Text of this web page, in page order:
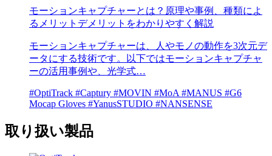
モーションキャプチャーとは？原理や事例、種類によ
るメリットデメリットをわかりやすく解説
モーションキャプチャーは、人やモノの動作を3次元デ
ータにする技術です。以下ではモーションキャプチャ
ーの活用事例や、光学式…
#OptiTrack #Captury #MOVIN #MoA #MANUS #G6
Mocap Gloves #YanusSTUDIO #NANSENSE
取り扱い製品